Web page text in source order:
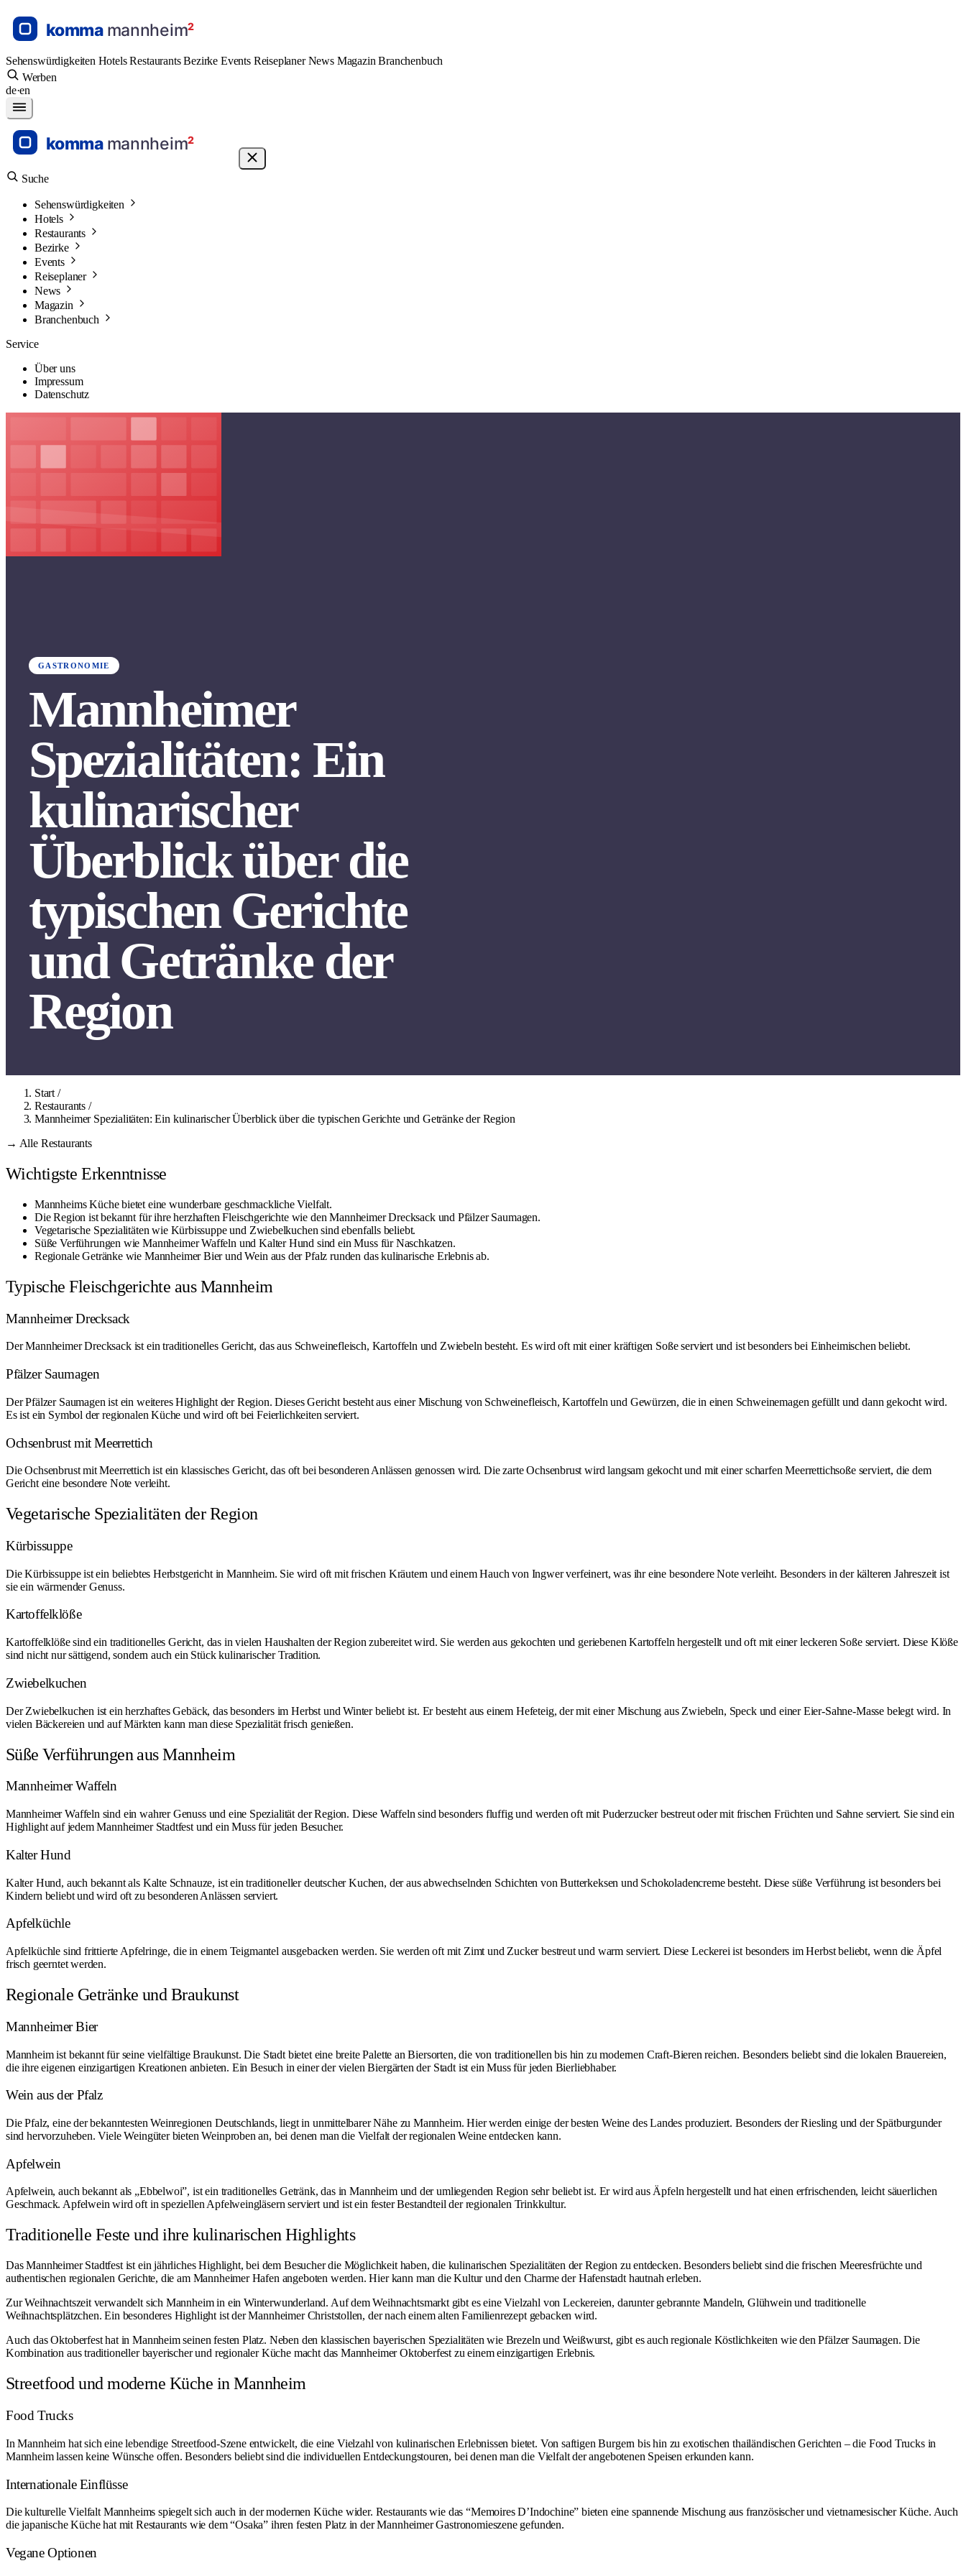
Sehenswürdigkeiten HotelsRestaurantsBezirke Events ReiseplanerNews MagazinBranchenbuch
Werben
de·en
Suche
Sehenswürdigkeiten
Hotels
Restaurants
Bezirke
Events
Reiseplaner
News
Magazin
Branchenbuch
Service
Über uns
Impressum
Datenschutz
GASTRONOMIE
Mannheimer
Spezialitäten: Ein
kulinarischer
Überblick über die
typischen Gerichte
und Getränke der
Region
Start /
Restaurants /
Mannheimer Spezialitäten: Ein kulinarischer Überblick über die typischen Gerichte und Getränke der Region
→ Alle Restaurants
Wichtigste Erkenntnisse
Mannheims Küche bietet eine wunderbare geschmackliche Vielfalt.
Die Region ist bekannt für ihre herzhaften Fleischgerichte wie den Mannheimer Drecksack und Pfälzer Saumagen.
Vegetarische Spezialitäten wie Kürbissuppe und Zwiebelkuchen sind ebenfalls beliebt.
Süße Verführungen wie Mannheimer Waffeln und Kalter Hund sind ein Muss für Naschkatzen.
Regionale Getränke wie Mannheimer Bier und Wein aus der Pfalz runden das kulinarische Erlebnis ab.
Typische Fleischgerichte aus Mannheim
Mannheimer Drecksack
Der Mannheimer Drecksack ist ein traditionelles Gericht, das aus Schweinefleisch, Kartoffeln und Zwiebeln besteht. Es wird oft mit einer kräftigen Soße serviert und ist besonders bei Einheimischen beliebt.
Pfälzer Saumagen
Der Pfälzer Saumagen ist ein weiteres Highlight der Region. Dieses Gericht besteht aus einer Mischung von Schweinefleisch, Kartoffeln und Gewürzen, die in einen Schweinemagen gefüllt und dann gekocht wird.
Es ist ein Symbol der regionalen Küche und wird oft bei Feierlichkeiten serviert.
Ochsenbrust mit Meerrettich
Die Ochsenbrust mit Meerrettich ist ein klassisches Gericht, das oft bei besonderen Anlässen genossen wird. Die zarte Ochsenbrust wird langsam gekocht und mit einer scharfen Meerrettichsoße serviert, die dem
Gericht eine besondere Note verleiht.
Vegetarische Spezialitäten der Region
Kürbissuppe
Die Kürbissuppe ist ein beliebtes Herbstgericht in Mannheim. Sie wird oft mit frischen Kräutern und einem Hauch von Ingwer verfeinert, was ihr eine besondere Note verleiht. Besonders in der kälteren Jahreszeit ist
sie ein wärmender Genuss.
Kartoffelklöße
Kartoffelklöße sind ein traditionelles Gericht, das in vielen Haushalten der Region zubereitet wird. Sie werden aus gekochten und geriebenen Kartoffeln hergestellt und oft mit einer leckeren Soße serviert. Diese Klöße
sind nicht nur sättigend, sondern auch ein Stück kulinarischer Tradition.
Zwiebelkuchen
Der Zwiebelkuchen ist ein herzhaftes Gebäck, das besonders im Herbst und Winter beliebt ist. Er besteht aus einem Hefeteig, der mit einer Mischung aus Zwiebeln, Speck und einer Eier-Sahne-Masse belegt wird. In
vielen Bäckereien und auf Märkten kann man diese Spezialität frisch genießen.
Süße Verführungen aus Mannheim
Mannheimer Waffeln
Mannheimer Waffeln sind ein wahrer Genuss und eine Spezialität der Region. Diese Waffeln sind besonders fluffig und werden oft mit Puderzucker bestreut oder mit frischen Früchten und Sahne serviert. Sie sind ein
Highlight auf jedem Mannheimer Stadtfest und ein Muss für jeden Besucher.
Kalter Hund
Kalter Hund, auch bekannt als Kalte Schnauze, ist ein traditioneller deutscher Kuchen, der aus abwechselnden Schichten von Butterkeksen und Schokoladencreme besteht. Diese süße Verführung ist besonders bei
Kindern beliebt und wird oft zu besonderen Anlässen serviert.
Apfelküchle
Apfelküchle sind frittierte Apfelringe, die in einem Teigmantel ausgebacken werden. Sie werden oft mit Zimt und Zucker bestreut und warm serviert. Diese Leckerei ist besonders im Herbst beliebt, wenn die Äpfel
frisch geerntet werden.
Regionale Getränke und Braukunst
Mannheimer Bier
Mannheim ist bekannt für seine vielfältige Braukunst. Die Stadt bietet eine breite Palette an Biersorten, die von traditionellen bis hin zu modernen Craft-Bieren reichen. Besonders beliebt sind die lokalen Brauereien,
die ihre eigenen einzigartigen Kreationen anbieten. Ein Besuch in einer der vielen Biergärten der Stadt ist ein Muss für jeden Bierliebhaber.
Wein aus der Pfalz
Die Pfalz, eine der bekanntesten Weinregionen Deutschlands, liegt in unmittelbarer Nähe zu Mannheim. Hier werden einige der besten Weine des Landes produziert. Besonders der Riesling und der Spätburgunder
sind hervorzuheben. Viele Weingüter bieten Weinproben an, bei denen man die Vielfalt der regionalen Weine entdecken kann.
Apfelwein
Apfelwein, auch bekannt als „Ebbelwoi”, ist ein traditionelles Getränk, das in Mannheim und der umliegenden Region sehr beliebt ist. Er wird aus Äpfeln hergestellt und hat einen erfrischenden, leicht säuerlichen
Geschmack. Apfelwein wird oft in speziellen Apfelweingläsern serviert und ist ein fester Bestandteil der regionalen Trinkkultur.
Traditionelle Feste und ihre kulinarischen Highlights
Das Mannheimer Stadtfest ist ein jährliches Highlight, bei dem Besucher die Möglichkeit haben, die kulinarischen Spezialitäten der Region zu entdecken. Besonders beliebt sind die frischen Meeresfrüchte und
authentischen regionalen Gerichte, die am Mannheimer Hafen angeboten werden. Hier kann man die Kultur und den Charme der Hafenstadt hautnah erleben.
Zur Weihnachtszeit verwandelt sich Mannheim in ein Winterwunderland. Auf dem Weihnachtsmarkt gibt es eine Vielzahl von Leckereien, darunter gebrannte Mandeln, Glühwein und traditionelle
Weihnachtsplätzchen. Ein besonderes Highlight ist der Mannheimer Christstollen, der nach einem alten Familienrezept gebacken wird.
Auch das Oktoberfest hat in Mannheim seinen festen Platz. Neben den klassischen bayerischen Spezialitäten wie Brezeln und Weißwurst, gibt es auch regionale Köstlichkeiten wie den Pfälzer Saumagen. Die
Kombination aus traditioneller bayerischer und regionaler Küche macht das Mannheimer Oktoberfest zu einem einzigartigen Erlebnis.
Streetfood und moderne Küche in Mannheim
Food Trucks
In Mannheim hat sich eine lebendige Streetfood-Szene entwickelt, die eine Vielzahl von kulinarischen Erlebnissen bietet. Von saftigen Burgern bis hin zu exotischen thailändischen Gerichten – die Food Trucks in
Mannheim lassen keine Wünsche offen. Besonders beliebt sind die individuellen Entdeckungstouren, bei denen man die Vielfalt der angebotenen Speisen erkunden kann.
Internationale Einflüsse
Die kulturelle Vielfalt Mannheims spiegelt sich auch in der modernen Küche wider. Restaurants wie das “Memoires D’Indochine” bieten eine spannende Mischung aus französischer und vietnamesischer Küche. Auch
die japanische Küche hat mit Restaurants wie dem “Osaka” ihren festen Platz in der Mannheimer Gastronomieszene gefunden.
Vegane Optionen